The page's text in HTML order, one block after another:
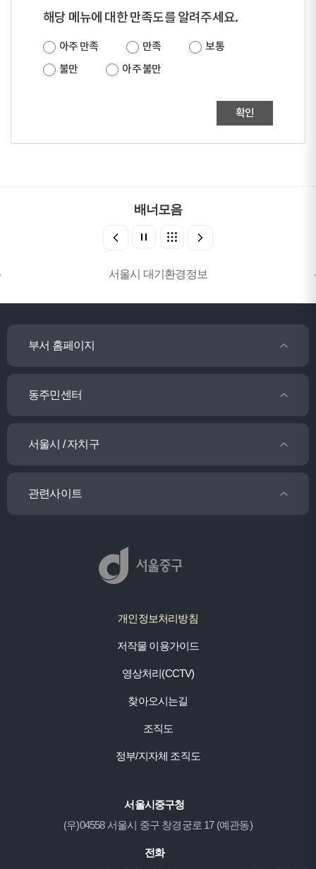
해당 메뉴에 대한 만족도를 알려주세요.
아주 만족 만족
보통
불만
아주 불만
확인
배너모음
서울시 대기환경정보
부서 홈페이지
동주민센터
서울시 / 자치구
관련사이트
개인정보처리방침
저작물 이용가이드
영상처리(CCTV)
찾아오시는길
조직도
정부/지자체 조직도
서울시중구청
(우)04558 서울시 중구 창경궁로 17 (예관동)
전화